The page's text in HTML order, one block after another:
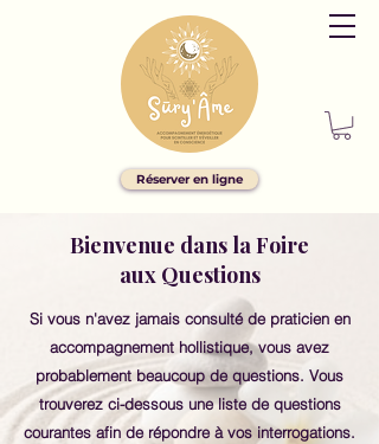
Réserver en ligne
Bienvenue dans la Foire
aux Questions
Si vous n'avez jamais consulté de praticien en
accompagnement hollistique, vous avez
probablement beaucoup de questions. Vous
trouverez ci-dessous une liste de questions
courantes afin de répondre à vos interrogations.